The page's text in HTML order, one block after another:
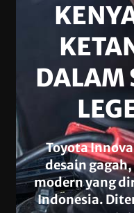
DALAM
Toyota
desain
modern yang
Indonesia.